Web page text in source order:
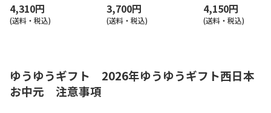
4,310円
(送料・税込)
3,700円
(送料・税込)
4,150円
(送料・税込)
ゆうゆうギフト 2026年ゆうゆうギフト西日本
お中元 注意事項